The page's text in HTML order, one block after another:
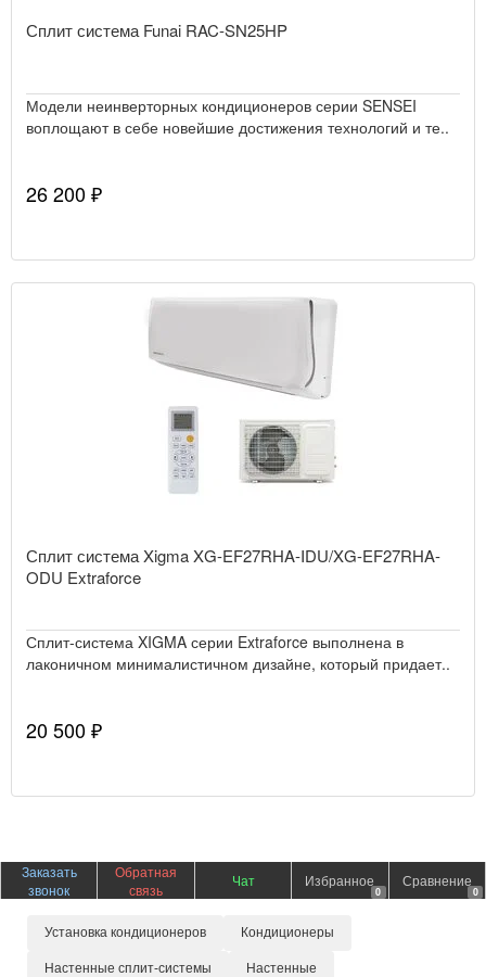
Сплит система Funai RAC-SN25HP
Модели неинверторных кондиционеров серии SENSEI
воплощают в себе новейшие достижения технологий и те..
26 200 ₽
Сплит система Xigma XG-EF27RHA-IDU/XG-EF27RHA-
ODU Extraforce
Сплит-система XIGMA серии Extraforce выполнена в
лаконичном минималистичном дизайне, который придает..
20 500 ₽
Заказать
звонок
Обратная
связь
Чат Избранное
0
Сравнение
0
Установка кондиционеров Кондиционеры
Настенные сплит-системы Настенные